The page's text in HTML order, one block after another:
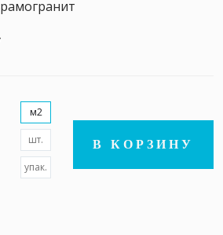
м2
шт.
упак.
В КОРЗИНУ